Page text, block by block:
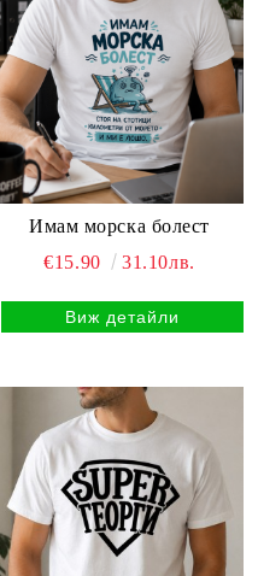
Имам морска болест
€15.90
31.10лв.
Виж детайли